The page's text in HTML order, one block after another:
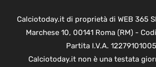
Calciotoday.it di proprietà di WEB 365
Marchese 10, 00141 Roma (RM) -
Partita I.V.A. 12279101005
Calciotoday.it non è una testata